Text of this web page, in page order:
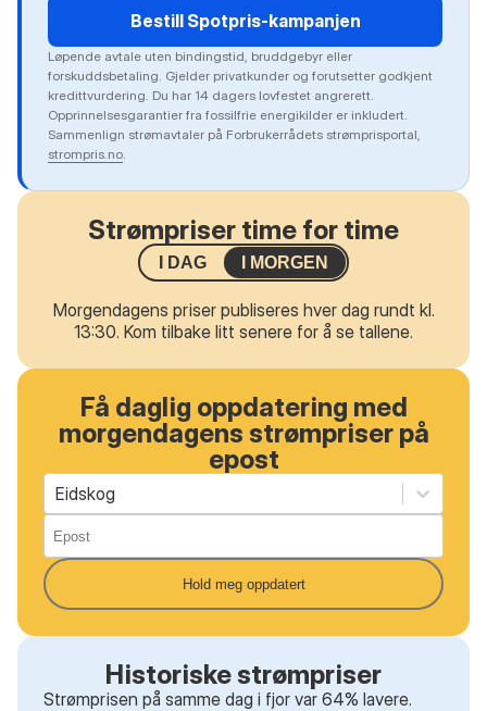
Bestill Spotpris-kampanjen
Løpende avtale uten bindingstid, bruddgebyr eller
forskuddsbetaling. Gjelder privatkunder og forutsetter godkjent
kredittvurdering. Du har 14 dagers lovfestet angrerett.
Opprinnelsesgarantier fra fossilfrie energikilder er inkludert.
Sammenlign strømavtaler på Forbrukerrådets strømprisportal,
strompris.no.
Strømpriser time for time
I DAG I MORGEN
Morgendagens priser publiseres hver dag rundt kl.
13:30. Kom tilbake litt senere for å se tallene.
Få daglig oppdatering med
morgendagens strømpriser på
epost
Eidskog
Hold meg oppdatert
Historiske strømpriser
Strømprisen på samme dag i fjor var 64% lavere.